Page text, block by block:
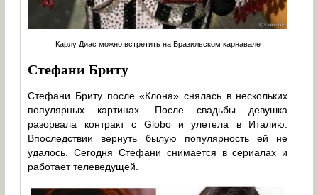
Карлу Диас можно встретить на Бразильском карнавале
Стефани Бриту
Стефани Бриту после «Клона» снялась в нескольких
популярных картинах. После свадьбы девушка
разорвала контракт с Globo и улетела в Италию.
Впоследствии вернуть былую популярность ей не
удалось. Сегодня Стефани снимается в сериалах и
работает телеведущей.